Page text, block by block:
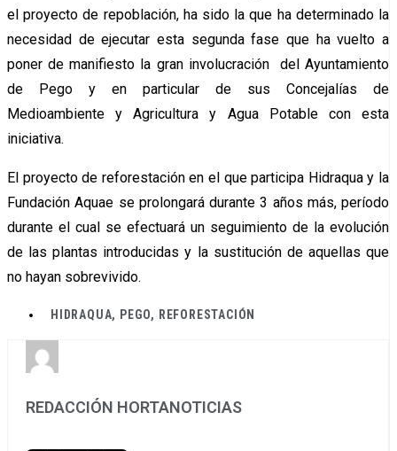
el proyecto de repoblación, ha sido la que ha determinado la
necesidad de ejecutar esta segunda fase que ha vuelto a
poner de manifiesto la gran involucración del Ayuntamiento
de Pego y en particular de sus Concejalías de
Medioambiente y Agricultura y Agua Potable con esta
iniciativa.
El proyecto de reforestación en el que participa Hidraqua y la
Fundación Aquae se prolongará durante 3 años más, período
durante el cual se efectuará un seguimiento de la evolución
de las plantas introducidas y la sustitución de aquellas que
no hayan sobrevivido.
HIDRAQUA, PEGO, REFORESTACIÓN
REDACCIÓN HORTANOTICIAS